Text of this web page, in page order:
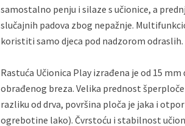
samostalno penju i silaze s učionice, a
slučajnih padova zbog nepažnje.
koristiti samo djeca pod nadzorom odraslih.
Rastuća Učionica Play izrađena je od 15
obrađenog breza. Velika prednost
razliku od drva, površina ploča je jaka i
ogrebotine lako). Čvrstoću i stabilnost